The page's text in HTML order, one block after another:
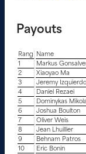
Payouts
Rang Name
1
Markus
2
Xiaoyao Ma
3
Jeremy Izquierdo
4
Daniel Rezaei
5
Dominykas
6
Joshua Boulton
7
Oliver Weis
8
Jean Lhuillier
9
Behnam Patros
10
Eric Bonin